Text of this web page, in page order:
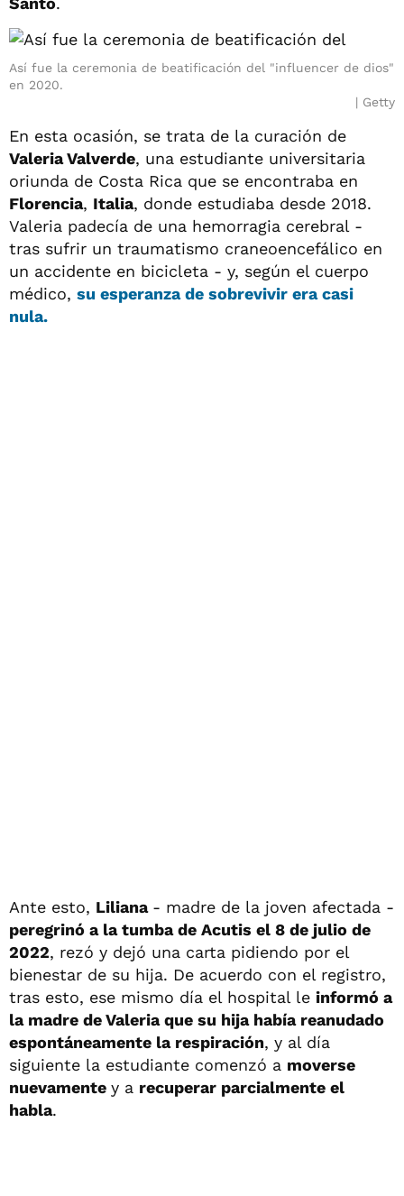
Así fue la ceremonia de beatificación del "influencer de dios"
en 2020.
Getty
En esta ocasión, se trata de la curación de
Valeria Valverde, una estudiante universitaria
oriunda de Costa Rica que se encontraba en
Florencia, Italia, donde estudiaba desde 2018.
Valeria padecía de una hemorragia cerebral -
tras sufrir un traumatismo craneoencefálico en
un accidente en bicicleta - y, según el cuerpo
médico, su esperanza de sobrevivir era casi
nula.
Ante esto, Liliana - madre de la joven afectada -
peregrinó a la tumba de Acutis el 8 de julio de
2022, rezó y dejó una carta pidiendo por el
bienestar de su hija. De acuerdo con el registro,
tras esto, ese mismo día el hospital le informó a
la madre de Valeria que su hija había reanudado
espontáneamente la respiración, y al día
siguiente la estudiante comenzó a moverse
nuevamente y a recuperar parcialmente el
habla.